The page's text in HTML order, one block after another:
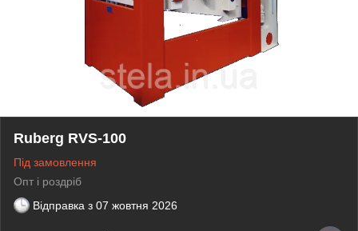
Ruberg RVS-100
Під замовлення
Опт і роздріб
Відправка з 07 жовтня 2026